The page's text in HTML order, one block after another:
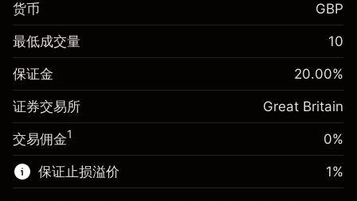
保证金。您的投资 £1,000.00
隔夜仓息
-0.021271
%
(-£1.06)
使用杠杆的交易规模（大约值）
£5,000.00
来自杠杆的资金 - 美元（大约值）
前往平台
保证金。您的投资 £1,000.00
隔夜仓息
来自头寸全值的费用
-0.000647
%
(-£0.03)
使用杠杆的交易规模（大约值）
来自杠杆的资金 - 美元（大约值）
货币 GBP
最低成交量 10
保证金 20.00%
证券交易所 Great Britain
交易佣金1 0%
保证止损溢价 1%